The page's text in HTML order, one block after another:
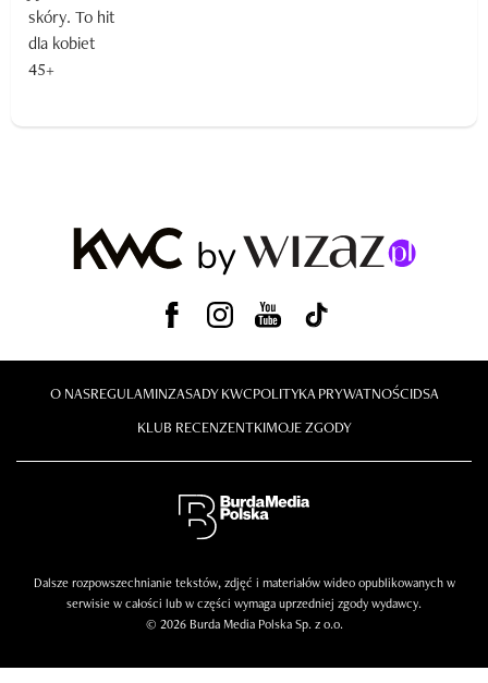
O NASREGULAMINZASADY KWCPOLITYKA PRYWATNOŚCIDSA
KLUB RECENZENTKIMOJE ZGODY
Dalsze rozpowszechnianie tekstów, zdjęć i materiałów wideo opublikowanych w
serwisie w całości lub w części wymaga uprzedniej zgody wydawcy.
© 2026 Burda Media Polska Sp. z o.o.